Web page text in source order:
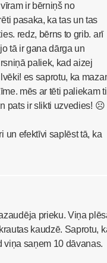
ir bērniņš no
pasaka, ka tas un tas
redz, bērns to grib. arī
tā ir gana dārga un
paliek, kad aizej
es saprotu, ka
mēs ar tēti paliekam
pats ir slikti uzvedies! ☹
un efektīvi saplēst tā, ka
prieku. Viņa
kaudzē. Saprotu,
viņa saņem 10 dāvanas.